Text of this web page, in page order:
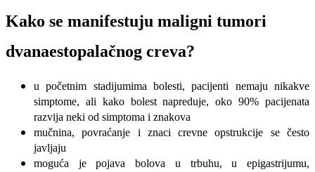
Kako se manifestuju maligni tumori
dvanaestopalačnog creva?
u početnim stadijumima bolesti, pacijenti nemaju nikakve
simptome, ali kako bolest napreduje, oko 90% pacijenata
razvija neki od simptoma i znakova
mučnina, povraćanje i znaci crevne opstrukcije se često
javljaju
moguća je pojava bolova u trbuhu, u epigastrijumu,